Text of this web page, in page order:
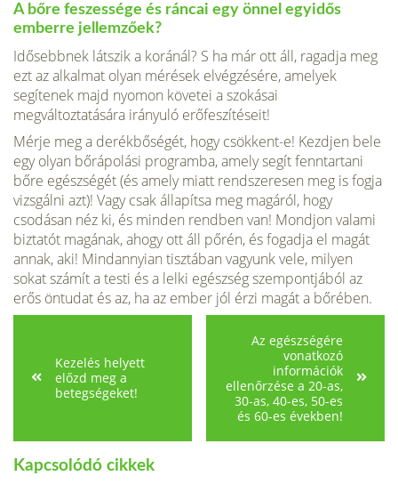
A bőre feszessége és ráncai egy önnel egyidős
emberre jellemzőek?
Idősebbnek látszik a koránál? S ha már ott áll, ragadja meg
ezt az alkalmat olyan mérések elvégzésére, amelyek
segítenek majd nyomon követei a szokásai
megváltoztatására irányuló erőfeszítéseit!
Mérje meg a derékbőségét, hogy csökkent-e! Kezdjen bele
egy olyan bőrápolási programba, amely segít fenntartani
bőre egészségét (és amely miatt rendszeresen meg is fogja
vizsgálni azt)! Vagy csak állapítsa meg magáról, hogy
csodásan néz ki, és minden rendben van! Mondjon valami
biztatót magának, ahogy ott áll pőrén, és fogadja el magát
annak, aki! Mindannyian tisztában vagyunk vele, milyen
sokat számít a testi és a lelki egészség szempontjából az
erős öntudat és az, ha az ember jól érzi magát a bőrében.
Kezelés helyett
előzd meg a
betegségeket!
Az egészségére
vonatkozó
információk
ellenőrzése a 20-as,
30-as, 40-es, 50-es
és 60-es években!
Kapcsolódó cikkek